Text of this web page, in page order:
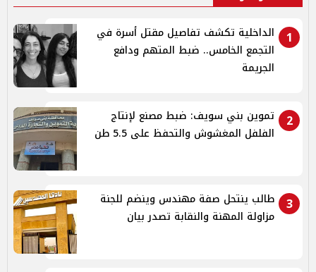
1
الداخلية تكشف تفاصيل مقتل أسرة في
التجمع الخامس.. ضبط المتهم ودافع
الجريمة
2
تموين بني سويف: ضبط مصنع لإنتاج
الفلفل المغشوش والتحفظ على 5.5 طن
3
طالب ينتحل صفة مهندس وينضم للجنة
مزاولة المهنة والنقابة تصدر بيان